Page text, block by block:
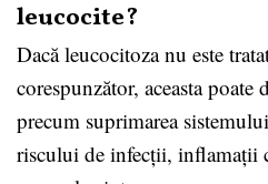
leucocite?
Dacă leucocitoza nu este
corespunzător, aceasta
precum suprimarea
riscului de infecții, inflamații